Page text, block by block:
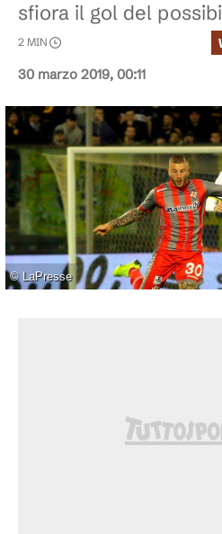
sfiora il gol del
30 marzo 2019, 00:11
2 MIN
© LaPresse